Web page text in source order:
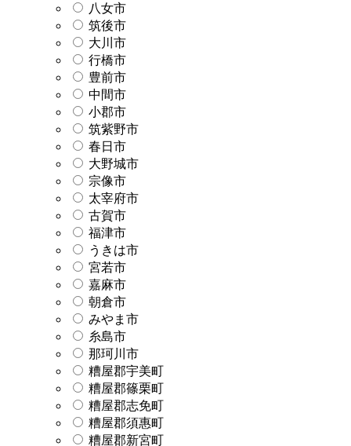
八女市
筑後市
大川市
行橋市
豊前市
中間市
小郡市
筑紫野市
春日市
大野城市
宗像市
太宰府市
古賀市
福津市
うきは市
宮若市
嘉麻市
朝倉市
みやま市
糸島市
那珂川市
糟屋郡宇美町
糟屋郡篠栗町
糟屋郡志免町
糟屋郡須惠町
糟屋郡新宮町